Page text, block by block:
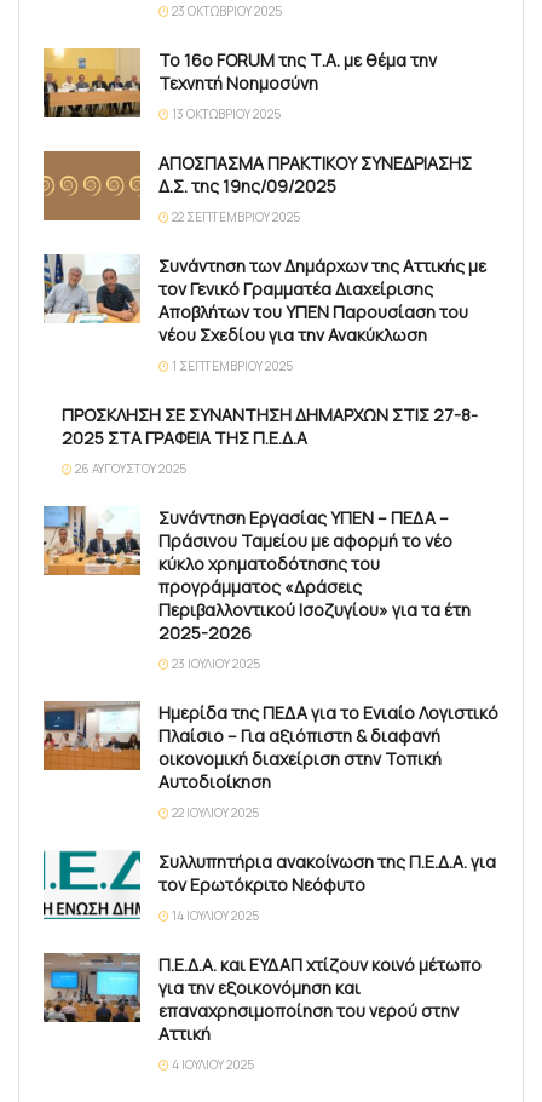
23 ΟΚΤΩΒΡΊΟΥ 2025
Το 16ο FORUM της Τ.Α. με θέμα την
Τεχνητή Νοημοσύνη
13 ΟΚΤΩΒΡΊΟΥ 2025
ΑΠΟΣΠΑΣΜΑ ΠΡΑΚΤΙΚΟΥ ΣΥΝΕΔΡΙΑΣΗΣ
Δ.Σ. της 19ης/09/2025
22 ΣΕΠΤΕΜΒΡΊΟΥ 2025
Συνάντηση των Δημάρχων της Αττικής με
τον Γενικό Γραμματέα Διαχείρισης
Αποβλήτων του ΥΠΕΝ Παρουσίαση του
νέου Σχεδίου για την Ανακύκλωση
1 ΣΕΠΤΕΜΒΡΊΟΥ 2025
ΠΡΟΣΚΛΗΣΗ ΣΕ ΣΥΝΑΝΤΗΣΗ ΔΗΜΑΡΧΩΝ ΣΤΙΣ 27-8-
2025 ΣΤΑ ΓΡΑΦΕΙΑ ΤΗΣ Π.Ε.Δ.Α
26 ΑΥΓΟΎΣΤΟΥ 2025
Συνάντηση Εργασίας ΥΠΕΝ – ΠΕΔΑ –
Πράσινου Ταμείου με αφορμή το νέο
κύκλο χρηματοδότησης του
προγράμματος «Δράσεις
Περιβαλλοντικού Ισοζυγίου» για τα έτη
2025-2026
23 ΙΟΥΛΊΟΥ 2025
Ημερίδα της ΠΕΔΑ για το Ενιαίο Λογιστικό
Πλαίσιο – Για αξιόπιστη & διαφανή
οικονομική διαχείριση στην Τοπική
Αυτοδιοίκηση
22 ΙΟΥΛΊΟΥ 2025
Συλλυπητήρια ανακοίνωση της Π.Ε.Δ.Α. για
τον Ερωτόκριτο Νεόφυτο
14 ΙΟΥΛΊΟΥ 2025
Π.Ε.Δ.Α. και ΕΥΔΑΠ χτίζουν κοινό μέτωπο
για την εξοικονόμηση και
επαναχρησιμοποίηση του νερού στην
Αττική
4 ΙΟΥΛΊΟΥ 2025